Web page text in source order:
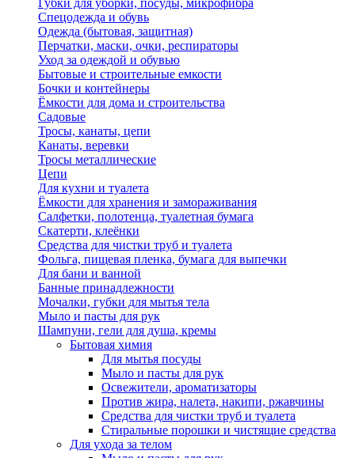
Губки для уборки, посуды, микрофибра
Спецодежда и обувь
Одежда (бытовая, защитная)
Перчатки, маски, очки, респираторы
Уход за одеждой и обувью
Бытовые и строительные емкости
Бочки и контейнеры
Ёмкости для дома и строительства
Садовые
Тросы, канаты, цепи
Канаты, веревки
Тросы металлические
Цепи
Для кухни и туалета
Ёмкости для хранения и замораживания
Салфетки, полотенца, туалетная бумага
Скатерти, клеёнки
Средства для чистки труб и туалета
Фольга, пищевая пленка, бумага для выпечки
Для бани и ванной
Банные принадлежности
Мочалки, губки для мытья тела
Мыло и пасты для рук
Шампуни, гели для душа, кремы
Бытовая химия
Для мытья посуды
Мыло и пасты для рук
Освежители, ароматизаторы
Против жира, налета, накипи, ржавчины
Средства для чистки труб и туалета
Стиральные порошки и чистящие средства
Для ухода за телом